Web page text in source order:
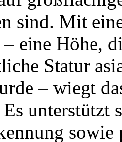
sind. Mit
eine Höhe,
Statur
– wiegt
unterstützt
sowie